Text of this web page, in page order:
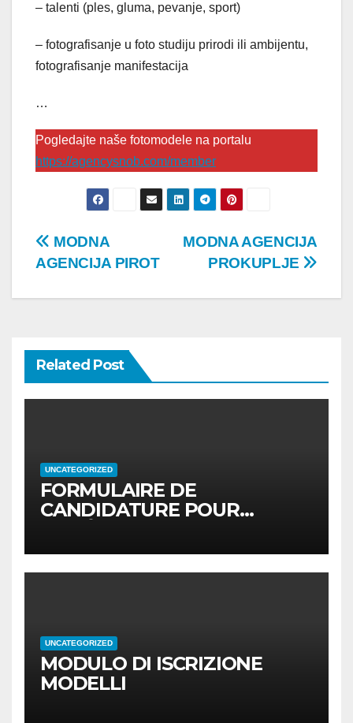
– talenti (ples, gluma, pevanje, sport)
– fotografisanje u foto studiju prirodi ili ambijentu,
fotografisanje manifestacija
…
Pogledajte naše fotomodele na portalu
https://agencysnob.com/member
Post
MODNA AGENCIJA
PROKUPLJE
MODNA
AGENCIJA PIROT
Related Post
UNCATEGORIZED
FORMULAIRE DE
CANDIDATURE POUR
UNCATEGORIZED
MODULO DI ISCRIZIONE
MODELLI